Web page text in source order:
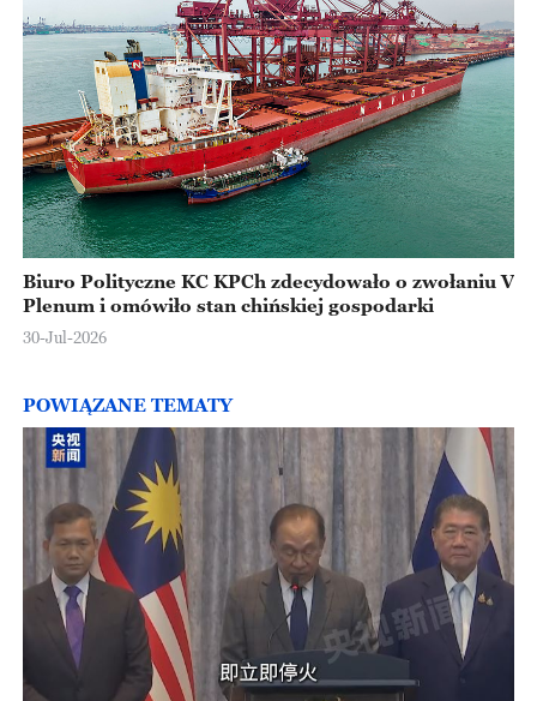
Biuro Polityczne KC KPCh zdecydowało o zwołaniu V
Plenum i omówiło stan chińskiej gospodarki
30-Jul-2026
POWIĄZANE TEMATY